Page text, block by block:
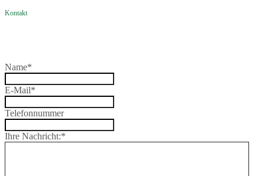
Kontakt
Name*
E-Mail*
Telefonnummer
Ihre Nachricht:*